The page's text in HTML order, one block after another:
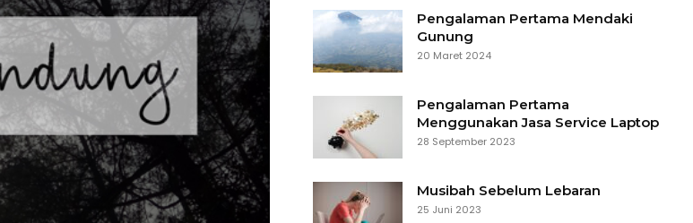
Pengalaman Pertama Mendaki
Gunung
20 Maret 2024
Pengalaman Pertama
Menggunakan Jasa Service Laptop
28 September 2023
Musibah Sebelum Lebaran
25 Juni 2023